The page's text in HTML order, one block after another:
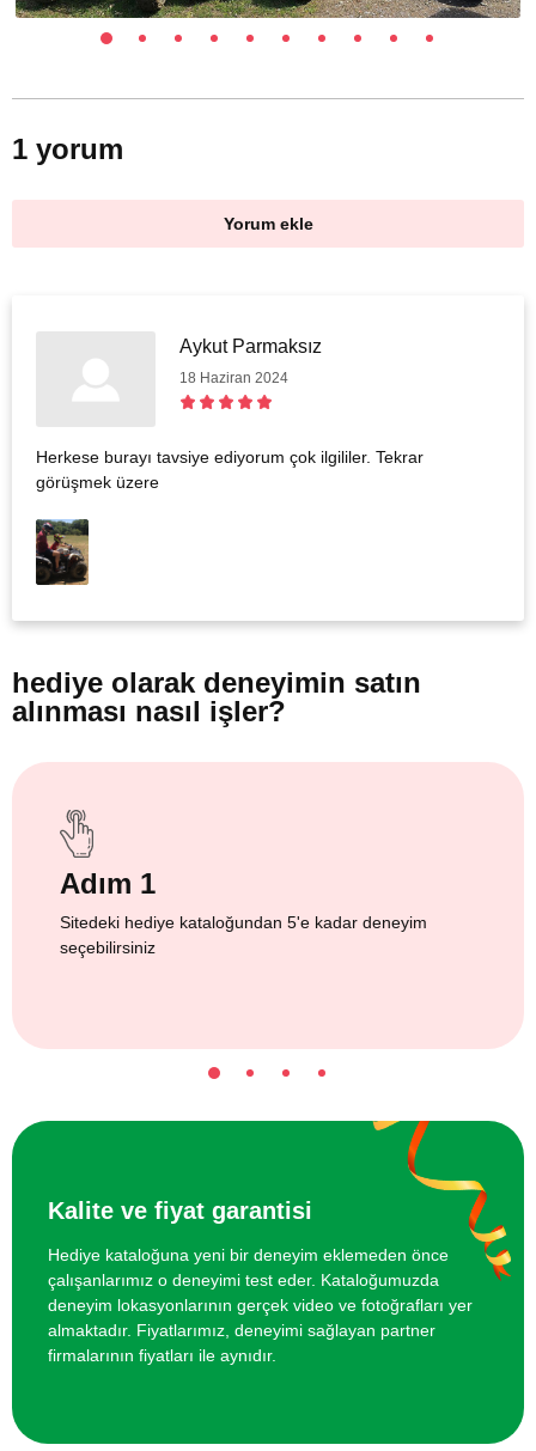
1 yorum
Yorum ekle
Aykut Parmaksız
18 Haziran 2024
Herkese burayı tavsiye ediyorum çok ilgililer. Tekrar
görüşmek üzere
hediye olarak deneyimin satın
alınması nasıl işler?
Adım 1
Sitedeki hediye kataloğundan 5'e kadar deneyim
seçebilirsiniz
Kalite ve fiyat garantisi
Hediye kataloğuna yeni bir deneyim eklemeden önce
çalışanlarımız o deneyimi test eder. Kataloğumuzda
deneyim lokasyonlarının gerçek video ve fotoğrafları yer
almaktadır. Fiyatlarımız, deneyimi sağlayan partner
firmalarının fiyatları ile aynıdır.